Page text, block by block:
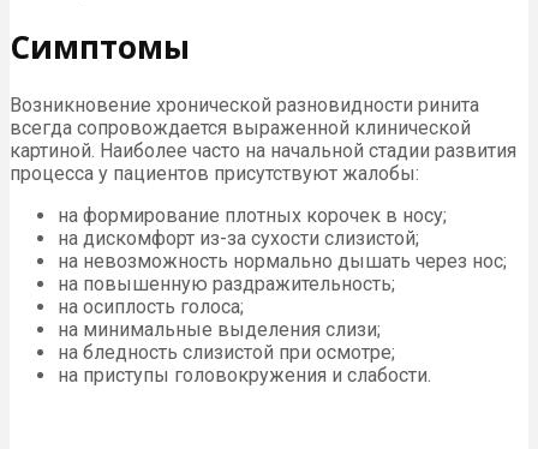
Симптомы
Возникновение хронической разновидности ринита
всегда сопровождается выраженной клинической
картиной. Наиболее часто на начальной стадии развития
процесса у пациентов присутствуют жалобы:
на формирование плотных корочек в носу;
на дискомфорт из-за сухости слизистой;
на невозможность нормально дышать через нос;
на повышенную раздражительность;
на осиплость голоса;
на минимальные выделения слизи;
на бледность слизистой при осмотре;
на приступы головокружения и слабости.